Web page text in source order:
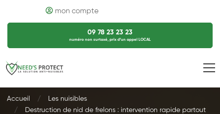
mon compte
09 78 23 23 23
numéro non surtaxé, prix d’un appel LOCAL
Accueil
Les nuisibles
Destruction de nid de frelons : intervention rapide partout